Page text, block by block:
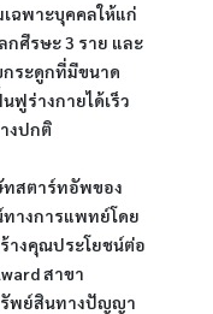
ฉพาะบุคคลให้แก่
ศีรษะ 3 ราย และ
ระดูกที่มีขนาด
ฟูร่างกายได้เร็ว
งปกติ
ทสตาร์ทอัพของ
งการแพทย์โดย
างคุณประโยชน์ต่อ
สาขา
รัพย์สินทางปัญญา